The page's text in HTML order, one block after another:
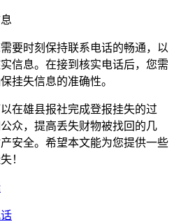
要时刻保持联系电话的畅通，以
信息。在接到核实电话后，您需
挂失信息的准确性。
在雄县报社完成登报挂失的过
众，提高丢失财物被找回的几
安全。希望本文能为您提供一些
！